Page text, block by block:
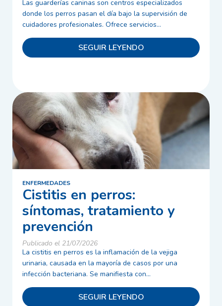
Las guarderías caninas son centros especializados
donde los perros pasan el día bajo la supervisión de
cuidadores profesionales. Ofrece servicios...
SEGUIR LEYENDO
ENFERMEDADES
Cistitis en perros:
síntomas, tratamiento y
prevención
Publicado el 21/07/2026
La cistitis en perros es la inflamación de la vejiga
urinaria, causada en la mayoría de casos por una
infección bacteriana. Se manifiesta con...
SEGUIR LEYENDO